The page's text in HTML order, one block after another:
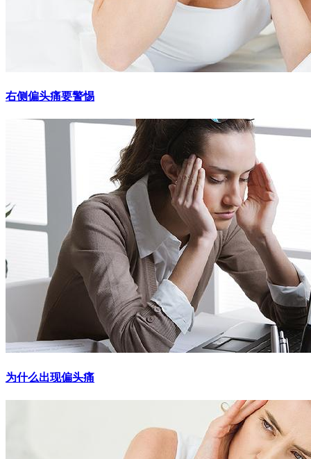
右侧偏头痛要警惕
为什么出现偏头痛